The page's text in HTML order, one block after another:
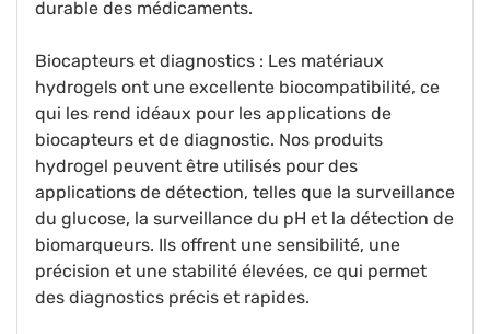
durable des médicaments.
Biocapteurs et diagnostics : Les matériaux
hydrogels ont une excellente biocompatibilité, ce
qui les rend idéaux pour les applications de
biocapteurs et de diagnostic. Nos produits
hydrogel peuvent être utilisés pour des
applications de détection, telles que la surveillance
du glucose, la surveillance du pH et la détection de
biomarqueurs. Ils offrent une sensibilité, une
précision et une stabilité élevées, ce qui permet
des diagnostics précis et rapides.